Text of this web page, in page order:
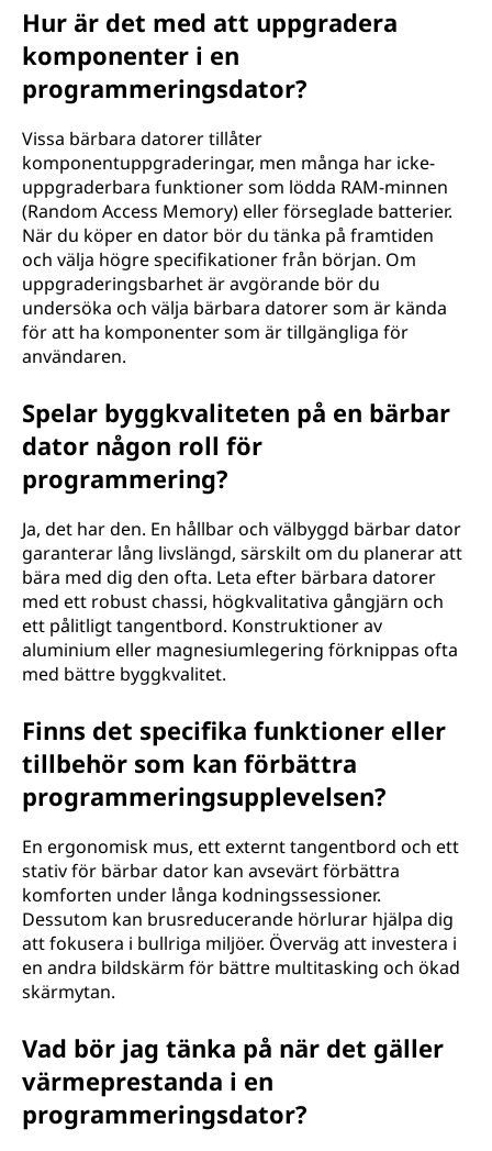
Hur är det med att uppgradera
komponenter i en
programmeringsdator?
Vissa bärbara datorer tillåter
komponentuppgraderingar, men många har icke-
uppgraderbara funktioner som lödda RAM-minnen
(Random Access Memory) eller förseglade batterier.
När du köper en dator bör du tänka på framtiden
och välja högre specifikationer från början. Om
uppgraderingsbarhet är avgörande bör du
undersöka och välja bärbara datorer som är kända
för att ha komponenter som är tillgängliga för
användaren.
Spelar byggkvaliteten på en bärbar
dator någon roll för
programmering?
Ja, det har den. En hållbar och välbyggd bärbar dator
garanterar lång livslängd, särskilt om du planerar att
bära med dig den ofta. Leta efter bärbara datorer
med ett robust chassi, högkvalitativa gångjärn och
ett pålitligt tangentbord. Konstruktioner av
aluminium eller magnesiumlegering förknippas ofta
med bättre byggkvalitet.
Finns det specifika funktioner eller
tillbehör som kan förbättra
programmeringsupplevelsen?
En ergonomisk mus, ett externt tangentbord och ett
stativ för bärbar dator kan avsevärt förbättra
komforten under långa kodningssessioner.
Dessutom kan brusreducerande hörlurar hjälpa dig
att fokusera i bullriga miljöer. Överväg att investera i
en andra bildskärm för bättre multitasking och ökad
skärmytan.
Vad bör jag tänka på när det gäller
värmeprestanda i en
programmeringsdator?